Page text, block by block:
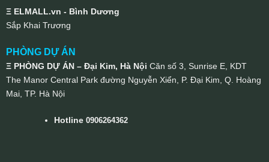
Ξ ELMALL.vn - Bình Dương
Sắp Khai Trương
PHÒNG DỰ ÁN
Ξ PHÒNG DỰ ÁN – Đại Kim, Hà Nội Căn số 3, Sunrise E, KDT
The Manor Central Park đường Nguyễn Xiển, P. Đại Kim, Q. Hoàng
Mai, TP. Hà Nội
Hotline0906264362